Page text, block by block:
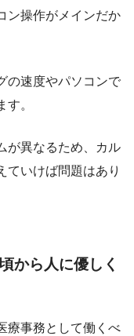
ン操作がメインだか
の速度やパソコンで
。
が異なるため、カル
ていけば問題はあり
から人に優しく
療事務として働くべ